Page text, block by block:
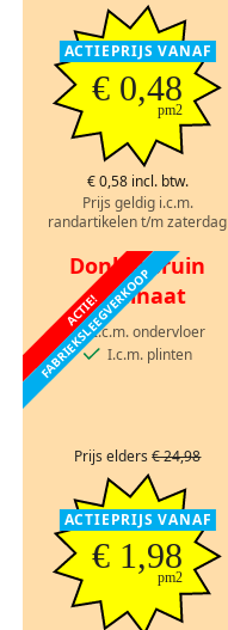
ACTIEPRIJS VANAF
€ 0,48
pm2
€ 0,58 incl. btw.
Prijs geldig i.c.m.
randartikelen t/m zaterdag
ACTIE!
FABRIEKSLEEGVERKOOP
Donkerbruin
laminaat
I.c.m. ondervloer
I.c.m. plinten
Prijs elders€ 24,98
ACTIEPRIJS VANAF
€ 1,98
pm2